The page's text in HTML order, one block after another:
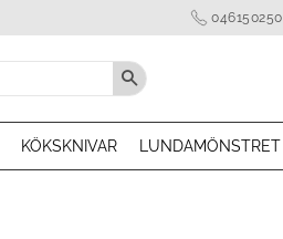
046150250
KÖKSKNIVAR LUNDAMÖNSTRET